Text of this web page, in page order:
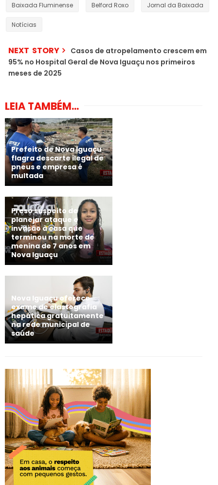
Baixada Fluminense Belford Roxo Jornal da Baixada
Notícias
NEXT STORY
Casos de atropelamento crescem em
95% no Hospital Geral de Nova Iguaçu nos primeiros
meses de 2025
LEIA TAMBÉM...
Prefeito de Nova Iguaçu
flagra descarte ilegal de
pneus e empresa é
multada
Preso suspeito de
planejar ataque e
invasão à casa que
terminou na morte de
menina de 7 anos em
Nova Iguaçu
Nova Iguaçu oferece
exame de elastografia
hepática gratuitamente
na rede municipal de
saúde